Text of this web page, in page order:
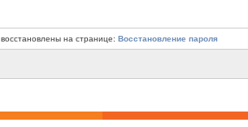
на странице: Восстановление пароля